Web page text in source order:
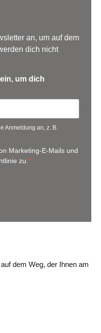
an, um auf dem
dich nicht
um dich
Anmeldung an, z. B.
Marketing-E-Mails und
zu.
dem Weg, der Ihnen am